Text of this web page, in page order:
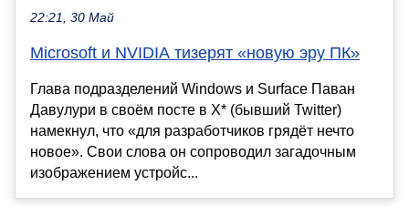
22:21, 30 Май
Microsoft и NVIDIA тизерят «новую эру ПК»
Глава подразделений Windows и Surface Паван
Давулури в своём посте в X* (бывший Twitter)
намекнул, что «для разработчиков грядёт нечто
новое». Свои слова он сопроводил загадочным
изображением устройс...